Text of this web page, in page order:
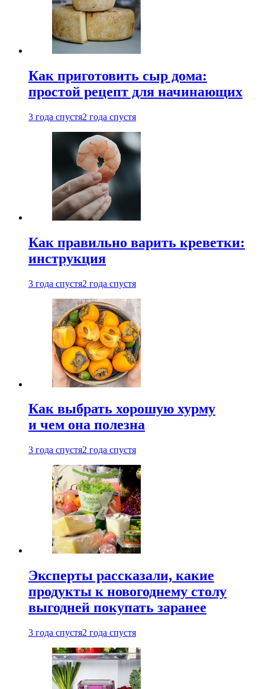
Как приготовить сыр дома:
простой рецепт для начинающих
3 года спустя2 года спустя
Как правильно варить креветки:
инструкция
3 года спустя2 года спустя
Как выбрать хорошую хурму
и чем она полезна
3 года спустя2 года спустя
Эксперты рассказали, какие
продукты к новогоднему столу
выгодней покупать заранее
3 года спустя2 года спустя